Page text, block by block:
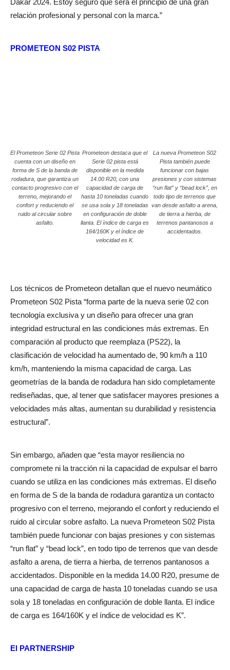
Dakar 2024. Estoy seguro que será el principio de una gran
relación profesional y personal con la marca.”
PROMETEON S02 PISTA
El Prometeon Serie 02 Pista
cuenta con un diseño en
forma de S de la banda de
rodadura, que garantiza un
contacto progresivo con el
terreno, mejorando el
confort y reduciendo el
ruido al circular sobre
asfalto.
Prometeon destaca que el
Serie 02 pista está
disponible en la medida
14.00 R20, con una
capacidad de carga de
hasta 10 toneladas cuando
se usa sola y 18 toneladas
en configuración de doble
llanta. El índice de carga es
164/160K y el índice de
velocidad es K.
La nueva Prometeon S02
Pista también puede
funcionar con bajas
presiones y con sistemas
“run flat” y “bead lock”, en
todo tipo de terrenos que
van desde asfalto a arena,
de tierra a hierba, de
terrenos pantanosos a
accidentados.
Los técnicos de Prometeon detallan que el nuevo neumático
Prometeon S02 Pista “forma parte de la nueva serie 02 con
tecnología exclusiva y un diseño para ofrecer una gran
integridad estructural en las condiciones más extremas. En
comparación al producto que reemplaza (PS22), la
clasificación de velocidad ha aumentado de, 90 km/h a 110
km/h, manteniendo la misma capacidad de carga. Las
geometrías de la banda de rodadura han sido completamente
rediseñadas, que, al tener que satisfacer mayores presiones a
velocidades más altas, aumentan su durabilidad y resistencia
estructural”.
Sin embargo, añaden que “esta mayor resiliencia no
compromete ni la tracción ni la capacidad de expulsar el barro
cuando se utiliza en las condiciones más extremas. El diseño
en forma de S de la banda de rodadura garantiza un contacto
progresivo con el terreno, mejorando el confort y reduciendo el
ruido al circular sobre asfalto. La nueva Prometeon S02 Pista
también puede funcionar con bajas presiones y con sistemas
“run flat” y “bead lock”, en todo tipo de terrenos que van desde
asfalto a arena, de tierra a hierba, de terrenos pantanosos a
accidentados. Disponible en la medida 14.00 R20, presume de
una capacidad de carga de hasta 10 toneladas cuando se usa
sola y 18 toneladas en configuración de doble llanta. El índice
de carga es 164/160K y el índice de velocidad es K”.
El PARTNERSHIP